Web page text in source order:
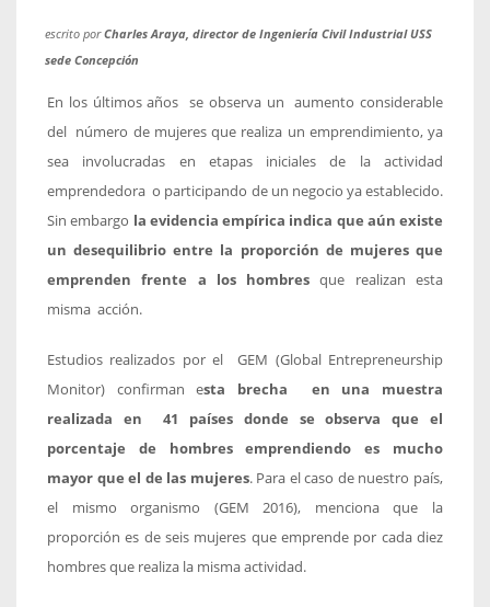
escrito porCharles Araya, director de Ingeniería Civil Industrial USS
sede Concepción
En los últimos años se observa un aumento considerable
del número de mujeres que realiza un emprendimiento, ya
sea involucradas en etapas iniciales de la actividad
emprendedora o participando de un negocio ya establecido.
Sin embargo la evidencia empírica indica que aún existe
un desequilibrio entre la proporción de mujeres que
emprenden frente a los hombres que realizan esta
misma acción.
Estudios realizados por el GEM (Global Entrepreneurship
Monitor) confirman esta brecha en una muestra
realizada en 41 países donde se observa que el
porcentaje de hombres emprendiendo es mucho
mayor que el de las mujeres. Para el caso de nuestro país,
el mismo organismo (GEM 2016), menciona que la
proporción es de seis mujeres que emprende por cada diez
hombres que realiza la misma actividad.